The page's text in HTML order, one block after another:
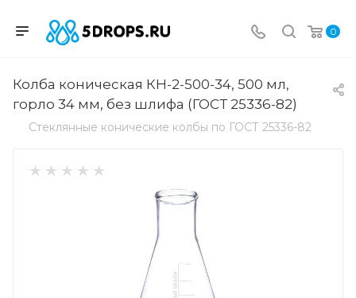
0
Колба коническая КН-2-500-34, 500 мл,
горло 34 мм, без шлифа (ГОСТ 25336-82)
Стеклянные конические колбы по ГОСТ 25336-82